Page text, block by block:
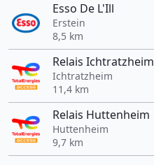
Esso De L'Ill
Erstein
8,5 km
Relais Ichtratzheim
Ichtratzheim
11,4 km
Relais Huttenheim
Huttenheim
9,7 km